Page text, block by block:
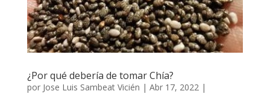
¿Por qué debería de tomar Chía?
por Jose Luis Sambeat Vicién | Abr 17, 2022|